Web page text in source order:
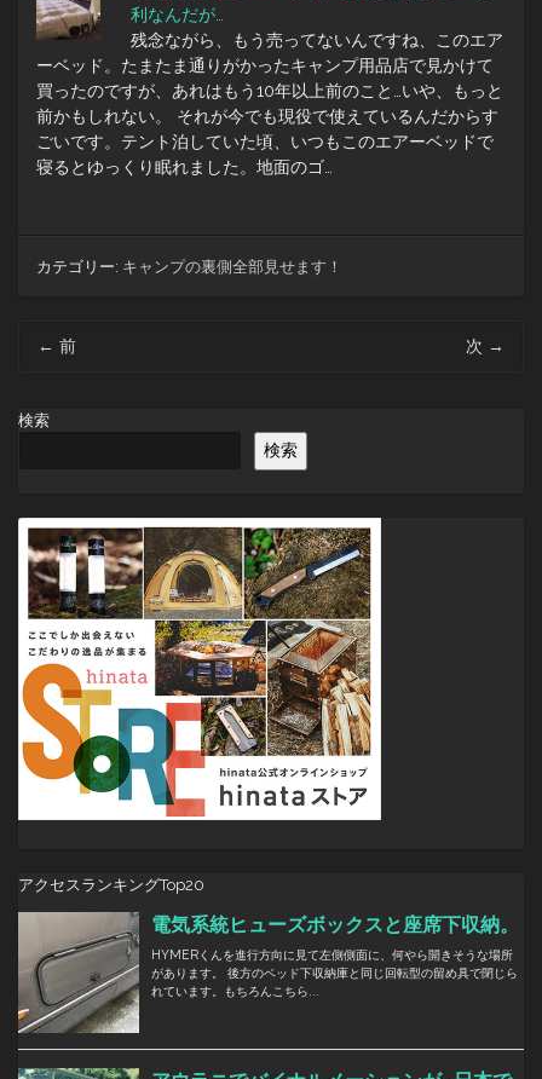
利なんだが…
残念ながら、もう売ってないんですね、このエア
ーベッド。たまたま通りがかったキャンプ用品店で見かけて
買ったのですが、あれはもう10年以上前のこと…いや、もっと
前かもしれない。 それが今でも現役で使えているんだからす
ごいです。テント泊していた頃、いつもこのエアーベッドで
寝るとゆっくり眠れました。地面のゴ…
カテゴリー: キャンプの裏側全部見せます！
ビ
ゲ
← 前 次 →
検索
検索
アクセスランキングTop20